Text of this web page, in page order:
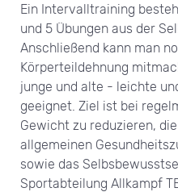
Ein Intervalltraining
und 5 Übungen aus der
Anschließend kann man
Körperteildehnung
junge und alte - leichte
geeignet. Ziel ist bei
Gewicht zu reduzieren,
allgemeinen
sowie das
Sportabteilung Allkampf